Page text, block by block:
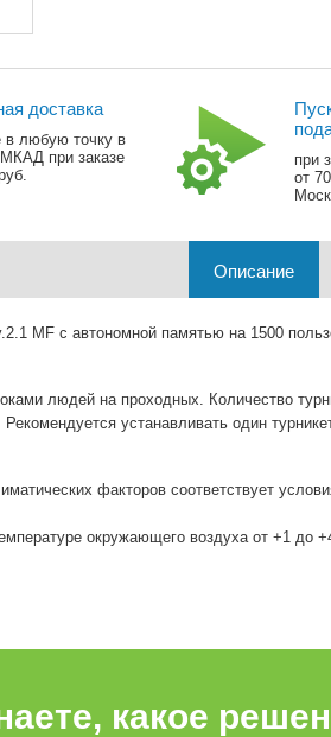
доставка
в любую точку в
при заказе
при
от
Описание
MF с автономной памятью на 1500
людей на проходных. Количество
Рекомендуется устанавливать один
факторов соответствует
окружающего воздуха от +1
какое